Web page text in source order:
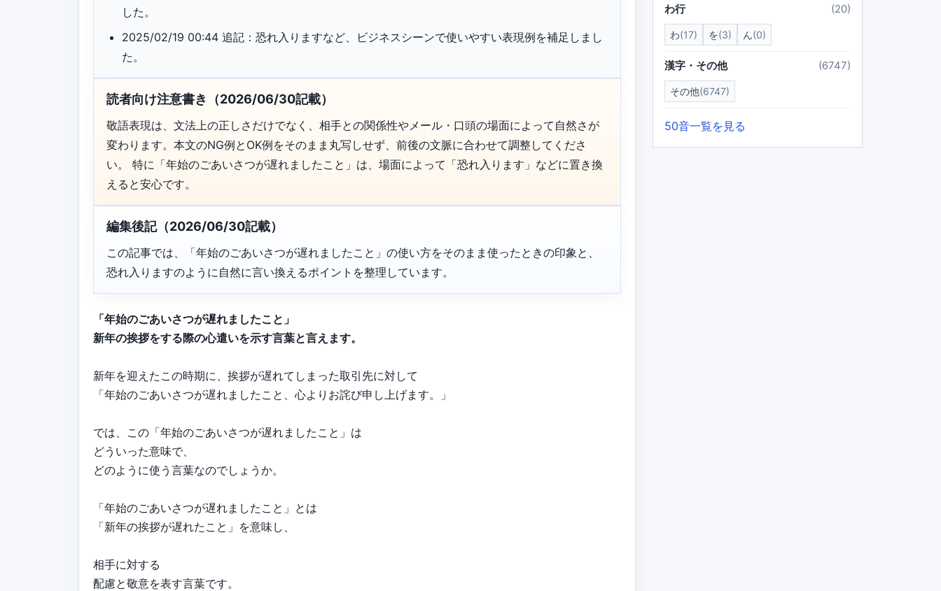
した。
2025/02/19 00:44 追記：恐れ入りますなど、ビジネスシーンで使いやすい表現例を補足しまし
た。
読者向け注意書き（2026/06/30記載）
敬語表現は、文法上の正しさだけでなく、相手との関係性やメール・口頭の場面によって自然さが
変わります。本文のNG例とOK例をそのまま丸写しせず、前後の文脈に合わせて調整してくださ
い。 特に「年始のごあいさつが遅れましたこと」は、場面によって「恐れ入ります」などに置き換
えると安心です。
編集後記（2026/06/30記載）
この記事では、「年始のごあいさつが遅れましたこと」の使い方をそのまま使ったときの印象と、
恐れ入りますのように自然に言い換えるポイントを整理しています。
「年始のごあいさつが遅れましたこと」
新年の挨拶をする際の心遣いを示す言葉と言えます。
新年を迎えたこの時期に、挨拶が遅れてしまった取引先に対して
「年始のごあいさつが遅れましたこと、心よりお詫び申し上げます。」
では、この「年始のごあいさつが遅れましたこと」は
どういった意味で、
どのように使う言葉なのでしょうか。
「年始のごあいさつが遅れましたこと」とは
「新年の挨拶が遅れたこと」を意味し、
相手に対する
配慮と敬意を表す言葉です。
わ行 (20)
わ(17) を(3) ん(0)
漢字・その他 (6747)
その他(6747)
50音一覧を見る